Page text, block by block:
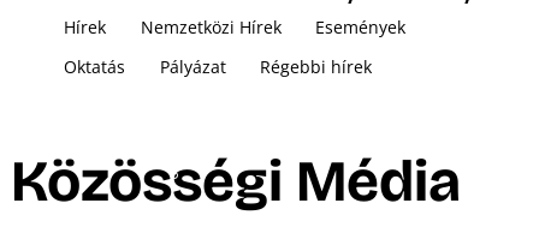
Hírek
Nemzetközi Hírek
Események
Oktatás
Pályázat Régebbi hírek
Közösségi Média